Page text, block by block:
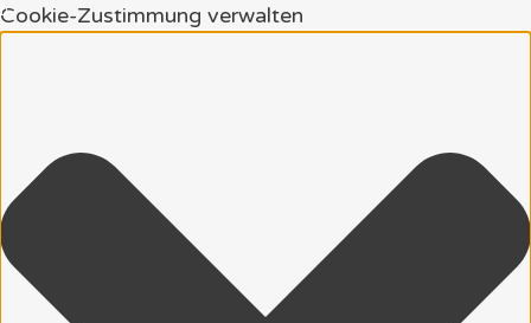
Cookie-Zustimmung verwalten